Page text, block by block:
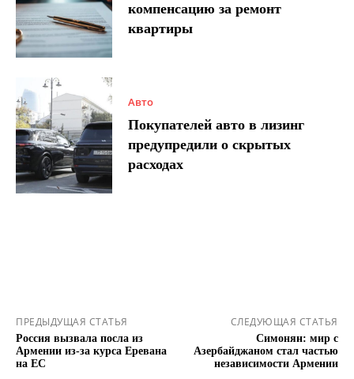
компенсацию за ремонт
квартиры
Авто
Покупателей авто в лизинг
предупредили о скрытых
расходах
ПРЕДЫДУЩАЯ СТАТЬЯ
Россия вызвала посла из
Армении из-за курса Еревана
на ЕС
СЛЕДУЮЩАЯ СТАТЬЯ
Симонян: мир с
Азербайджаном стал частью
независимости Армении